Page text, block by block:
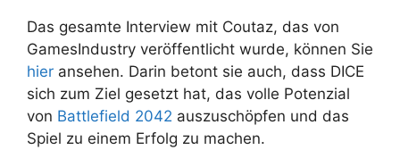
Das gesamte Interview mit Coutaz, das von
GamesIndustry veröffentlicht wurde, können Sie
hier ansehen. Darin betont sie auch, dass DICE
sich zum Ziel gesetzt hat, das volle Potenzial
von Battlefield 2042 auszuschöpfen und das
Spiel zu einem Erfolg zu machen.